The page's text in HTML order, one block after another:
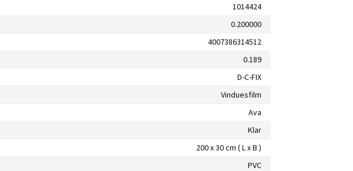
1014424
0.200000
4007386314512
0.189
D-C-FIX
Vinduesfilm
Ava
Klar
200 x 30 cm ( L x B )
PVC